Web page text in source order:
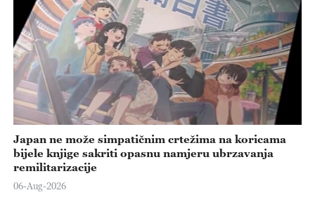
Japan ne može simpatičnim crtežima na koricama
bijele knjige sakriti opasnu namjeru ubrzavanja
remilitarizacije
06-Aug-2026